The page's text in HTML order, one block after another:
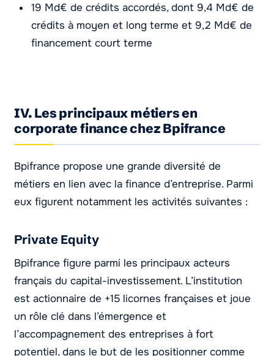
19 Md€ de crédits accordés, dont 9,4 Md€ de
crédits à moyen et long terme et 9,2 Md€ de
financement court terme
IV. Les principaux métiers en
corporate finance chez Bpifrance
Bpifrance propose une grande diversité de
métiers en lien avec la finance d’entreprise. Parmi
eux figurent notamment les activités suivantes :
Private Equity
Bpifrance figure parmi les principaux acteurs
français du capital-investissement. L’institution
est actionnaire de +15 licornes françaises et joue
un rôle clé dans l’émergence et
l’accompagnement des entreprises à fort
potentiel, dans le but de les positionner comme